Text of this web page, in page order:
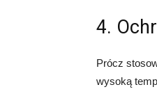
4.
Prócz
wysoką